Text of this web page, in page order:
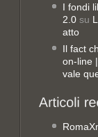
I fondi
2.0 su
atto
Il fact
on-line
vale